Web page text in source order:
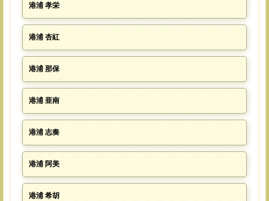
港浦 孝栄
港浦 杏紅
港浦 那保
港浦 亜南
港浦 志奏
港浦 阿美
港浦 希胡